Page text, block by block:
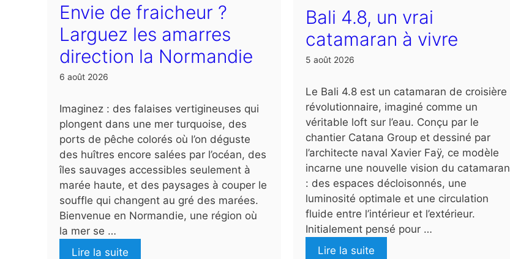
Envie de fraicheur ?
Larguez les amarres
direction la Normandie
6 août 2026
Imaginez : des falaises vertigineuses qui
plongent dans une mer turquoise, des
ports de pêche colorés où l’on déguste
des huîtres encore salées par l’océan, des
îles sauvages accessibles seulement à
marée haute, et des paysages à couper le
souffle qui changent au gré des marées.
Bienvenue en Normandie, une région où
la mer se …
Lire la suite
Bali 4.8, un vrai
catamaran à vivre
5 août 2026
Le Bali 4.8 est un catamaran de croisière
révolutionnaire, imaginé comme un
véritable loft sur l’eau. Conçu par le
chantier Catana Group et dessiné par
l’architecte naval Xavier Faÿ, ce modèle
incarne une nouvelle vision du catamaran
: des espaces décloisonnés, une
luminosité optimale et une circulation
fluide entre l’intérieur et l’extérieur.
Initialement pensé pour …
Lire la suite